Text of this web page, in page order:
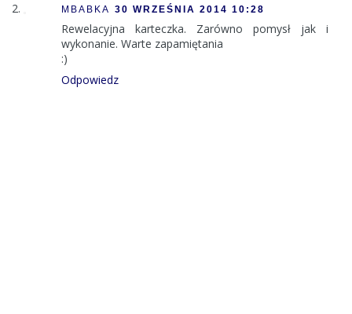
MBABKA 30 WRZEŚNIA 2014 10:28
Rewelacyjna karteczka. Zarówno pomysł jak i
wykonanie. Warte zapamiętania
:)
Odpowiedz